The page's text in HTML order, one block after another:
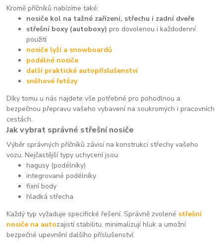
Kromě příčníků nabízíme také:
nosiče kol na tažné zařízení, střechu i zadní dveře
střešní boxy (autoboxy) pro dovolenou i každodenní
použití
nosiče lyží a snowboardů
podélné nosiče
další praktické autopříslušenství
sněhové řetězy
Díky tomu u nás najdete vše potřebné pro pohodlnou a
bezpečnou přepravu vašeho vybavení na soukromých i pracovních
cestách.
Jak vybrat správné střešní nosiče
Výběr správných příčníků závisí na konstrukci střechy vašeho
vozu. Nejčastější typy uchycení jsou:
hagusy (podélníky)
integrované podélníky
fixní body
hladká střecha
Každý typ vyžaduje specifické řešení. Správně zvolené střešní
nosiče na autozajistí stabilitu, minimalizují hluk a umožní
bezpečné upevnění dalšího příslušenství.